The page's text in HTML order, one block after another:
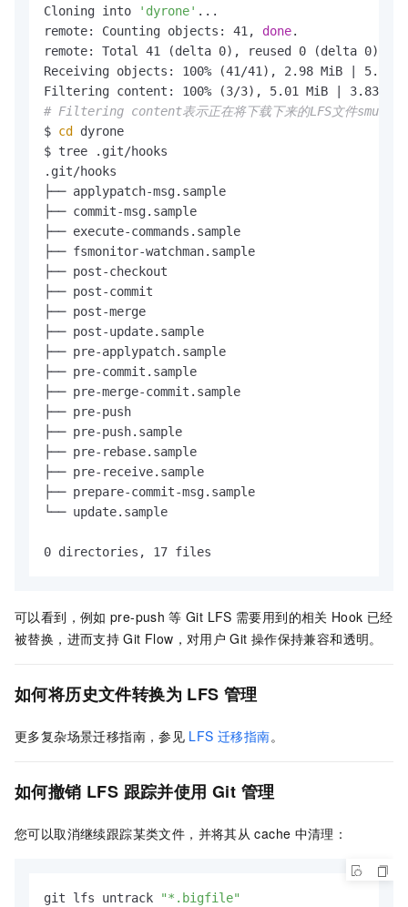
Cloning into 'dyrone' ...
remote: Counting objects: 41, done.
remote: Total 41 (delta 0), reused 0 (delta 0)
Receiving objects: 100% (41/41), 2.98 MiB | 5.01
Filtering content: 100% (3/3), 5.01 MiB | 3.83
# Filtering content表示正在将下载下来的LFS文件smudge
$ cd
dyrone
$ tree .git/hooks
.git/hooks
├── applypatch-msg.sample
├── commit-msg.sample
├── execute-commands.sample
├── fsmonitor-watchman.sample
├── post-checkout
├── post-commit
├── post-merge
├── post-update.sample
├── pre-applypatch.sample
├── pre-commit.sample
├── pre-merge-commit.sample
├── pre-push
├── pre-push.sample
├── pre-rebase.sample
├── pre-receive.sample
├── prepare-commit-msg.sample
└── update.sample
0 directories, 17 files
可以看到，例如 pre-push 等 Git LFS 需要用到的相关 Hook 已经
被替换，进而支持 Git Flow，对用户 Git 操作保持兼容和透明。
如何将历史文件转换为 LFS 管理
更多复杂场景迁移指南，参见 LFS 迁移指南。
如何撤销 LFS 跟踪并使用 Git 管理
您可以取消继续跟踪某类文件，并将其从 cache 中清理：
git lfs untrack
"*.bigfile"